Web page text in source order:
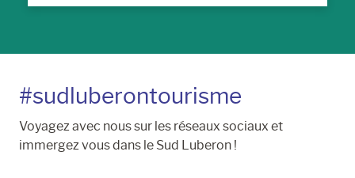
#sudluberontourisme
Voyagez avec nous sur les réseaux sociaux et
immergez vous dans le Sud Luberon !